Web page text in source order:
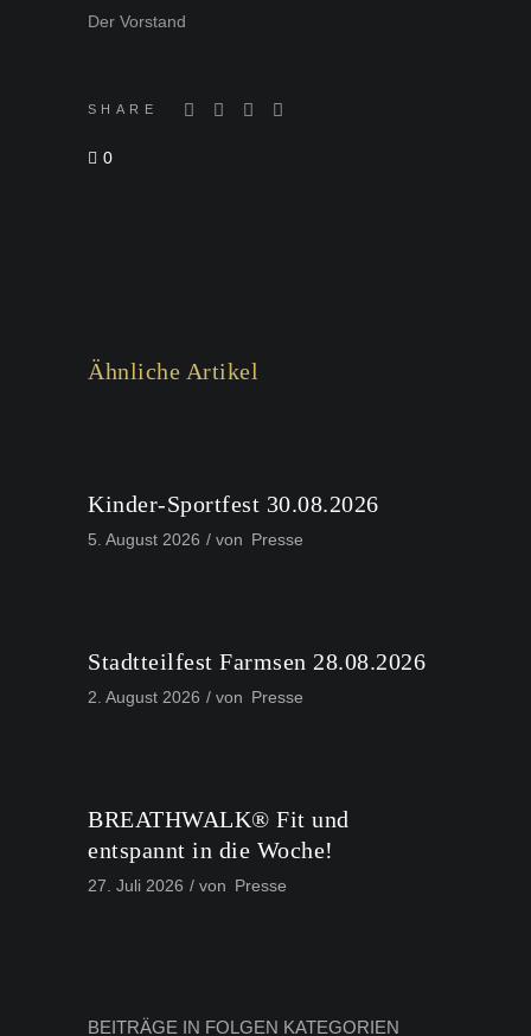
Der Vorstand
SHARE
0
Ähnliche Artikel
Kinder-Sportfest 30.08.2026
5. August 2026 von Presse
Stadtteilfest Farmsen 28.08.2026
2. August 2026 von Presse
BREATHWALK® Fit und
entspannt in die Woche!
27. Juli 2026 von Presse
BEITRÄGE IN FOLGEN KATEGORIEN